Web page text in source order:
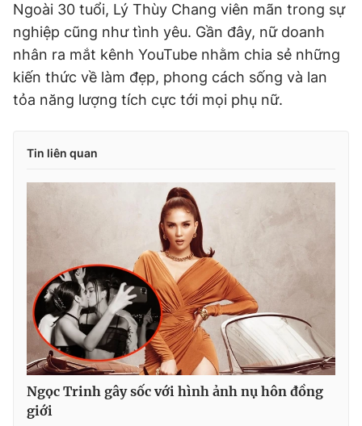
Ngoài 30 tuổi, Lý Thùy Chang viên mãn trong sự
nghiệp cũng như tình yêu. Gần đây, nữ doanh
nhân ra mắt kênh YouTube nhằm chia sẻ những
kiến thức về làm đẹp, phong cách sống và lan
tỏa năng lượng tích cực tới mọi phụ nữ.
Tin liên quan
Ngọc Trinh gây sốc với hình ảnh nụ hôn đồng
giới